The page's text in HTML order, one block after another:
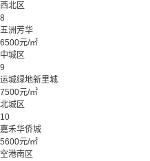
西北区
8
五洲芳华
6500元/㎡
中城区
9
运城绿地新里城
7500元/㎡
北城区
10
嘉禾华侨城
5600元/㎡
空港南区